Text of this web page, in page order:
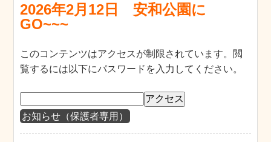
2026年2月12日 安和公園に
GO~~~
このコンテンツはアクセスが制限されています。閲
覧するには以下にパスワードを入力してください。
お知らせ（保護者専用）